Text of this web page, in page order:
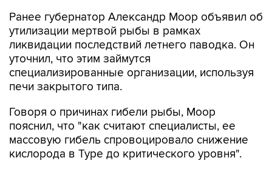
Ранее губернатор Александр Моор объявил об
утилизации мертвой рыбы в рамках
ликвидации последствий летнего паводка. Он
уточнил, что этим займутся
специализированные организации, используя
печи закрытого типа.
Говоря о причинах гибели рыбы, Моор
пояснил, что "как считают специалисты, ее
массовую гибель спровоцировало снижение
кислорода в Туре до критического уровня".